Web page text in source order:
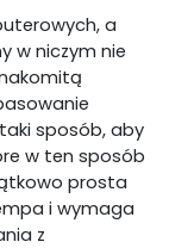
a
w niczym nie
sposób, aby
w ten sposób
prosta
i wymaga
z